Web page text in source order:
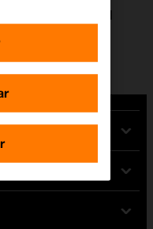
la tarjeta SIM y el
los contactos al